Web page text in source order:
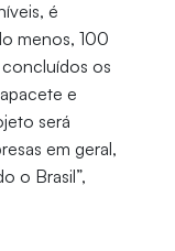
é
menos, 100
concluídos os
e
será
em geral,
o Brasil”,